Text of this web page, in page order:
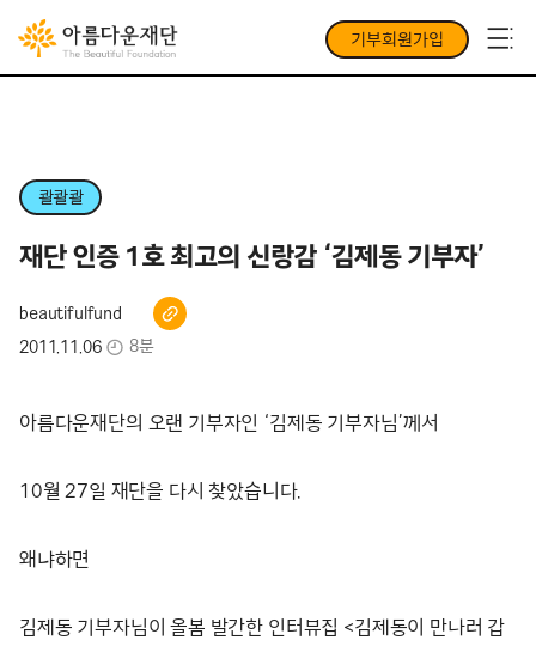
기부회원가입
콸콸콸
재단 인증 1호 최고의 신랑감 ‘김제동 기부자’
beautifulfund
2011.11.06
8분
아름다운재단의 오랜 기부자인 ‘김제동 기부자님’께서
10월 27일 재단을 다시 찾았습니다.
왜냐하면
김제동 기부자님이 올봄 발간한 인터뷰집 <김제동이 만나러 갑